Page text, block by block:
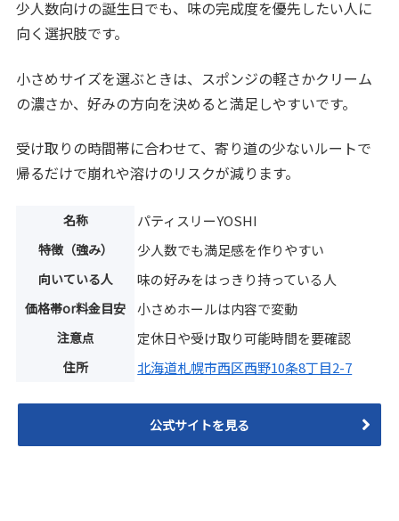
少人数向けの誕生日でも、味の完成度を優先したい人に
向く選択肢です。
小さめサイズを選ぶときは、スポンジの軽さかクリーム
の濃さか、好みの方向を決めると満足しやすいです。
受け取りの時間帯に合わせて、寄り道の少ないルートで
帰るだけで崩れや溶けのリスクが減ります。
名称 パティスリーYOSHI
特徴（強み） 少人数でも満足感を作りやすい
向いている人 味の好みをはっきり持っている人
価格帯or料金目安 小さめホールは内容で変動
注意点 定休日や受け取り可能時間を要確認
住所 北海道札幌市西区西野10条8丁目2-7
公式サイトを見る